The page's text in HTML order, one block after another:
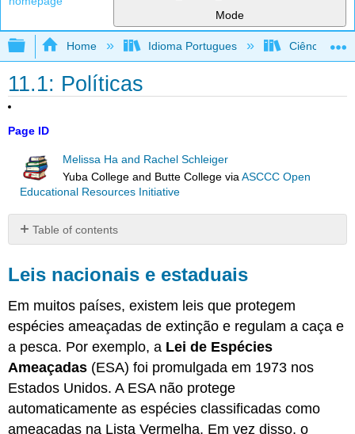
Mode
Expand/collapse global hierarchy
Home Idioma Portugues Ciência
11.1: Políticas
Page ID
Melissa Ha and Rachel Schleiger
Yuba College and Butte College viaASCCC Open
Educational Resources Initiative
Table of contents
nacionais
e
estaduais
Acordos
internacionais
Atribuições
Leis nacionais e estaduais
Em muitos países, existem leis que protegem
espécies ameaçadas de extinção e regulam a caça e
a pesca. Por exemplo, a Lei de Espécies
Ameaçadas (ESA) foi promulgada em 1973 nos
Estados Unidos. A ESA não protege
automaticamente as espécies classificadas como
ameaçadas na Lista Vermelha. Em vez disso, o